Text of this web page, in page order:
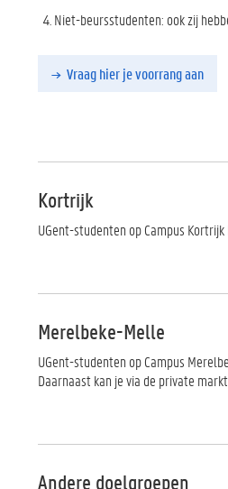
Niet-beursstudenten: ook zij
Vraag hier je voorrang aan
Kortrijk
UGent-studenten op Campus
Merelbeke-Melle
UGent-studenten op Campus
Daarnaast kan je via de private
Andere doelgroepen